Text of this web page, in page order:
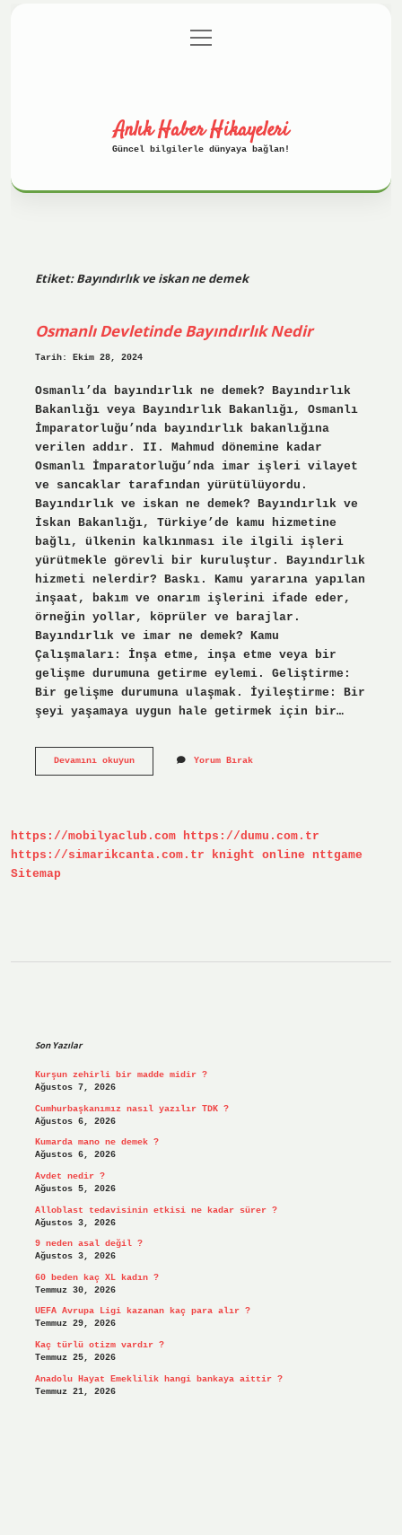
Gizlilik Politikası
menüyü
aç
Anlık Haber Hikayeleri
Güncel bilgilerle dünyaya bağlan!
Etiket:Bayındırlık ve iskan ne demek
Osmanlı Devletinde Bayındırlık Nedir
Tarih: Ekim 28, 2024
Osmanlı’da bayındırlık ne demek? Bayındırlık
Bakanlığı veya Bayındırlık Bakanlığı, Osmanlı
İmparatorluğu’nda bayındırlık bakanlığına
verilen addır. II. Mahmud dönemine kadar
Osmanlı İmparatorluğu’nda imar işleri vilayet
ve sancaklar tarafından yürütülüyordu.
Bayındırlık ve iskan ne demek? Bayındırlık ve
İskan Bakanlığı, Türkiye’de kamu hizmetine
bağlı, ülkenin kalkınması ile ilgili işleri
yürütmekle görevli bir kuruluştur. Bayındırlık
hizmeti nelerdir? Baskı. Kamu yararına yapılan
inşaat, bakım ve onarım işlerini ifade eder,
örneğin yollar, köprüler ve barajlar.
Bayındırlık ve imar ne demek? Kamu
Çalışmaları: İnşa etme, inşa etme veya bir
gelişme durumuna getirme eylemi. Geliştirme:
Bir gelişme durumuna ulaşmak. İyileştirme: Bir
şeyi yaşamaya uygun hale getirmek için bir…
Devamını okuyunOsmanlı
Yorum Bırak
https://mobilyaclub.com https://dumu.com.tr
https://simarikcanta.com.tr
knight online
nttgame
Sitemap
Son Yazılar
Kurşun zehirli bir madde midir ?
Ağustos 7, 2026
Cumhurbaşkanımız nasıl yazılır TDK ?
Ağustos 6, 2026
Kumarda mano ne demek ?
Ağustos 6, 2026
Avdet nedir ?
Ağustos 5, 2026
Alloblast tedavisinin etkisi ne kadar sürer ?
Ağustos 3, 2026
9 neden asal değil ?
Ağustos 3, 2026
60 beden kaç XL kadın ?
Temmuz 30, 2026
UEFA Avrupa Ligi kazanan kaç para alır ?
Temmuz 29, 2026
Kaç türlü otizm vardır ?
Temmuz 25, 2026
Anadolu Hayat Emeklilik hangi bankaya aittir ?
Temmuz 21, 2026